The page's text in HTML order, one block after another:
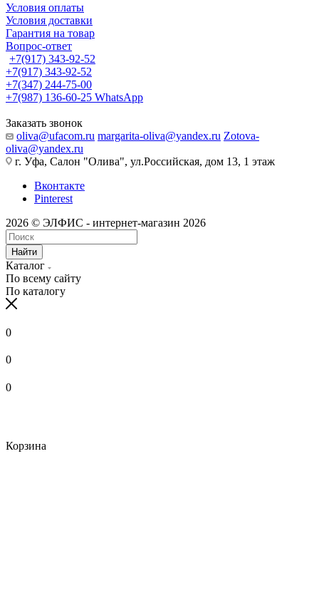
Условия оплаты
Условия доставки
Гарантия на товар
Вопрос-ответ
+7(917) 343-92-52
+7(917) 343-92-52
+7(347) 244-75-00
+7(987) 136-60-25 WhatsApp
Заказать звонок
oliva@ufacom.ru margarita-oliva@yandex.ru Zotova-
oliva@yandex.ru
г. Уфа, Салон "Олива", ул.Российская, дом 13, 1 этаж
Вконтакте
Pinterest
2026 © ЭЛФИС - интернет-магазин 2026
Найти
Каталог
По всему сайту
По каталогу
0
0
0
Корзина